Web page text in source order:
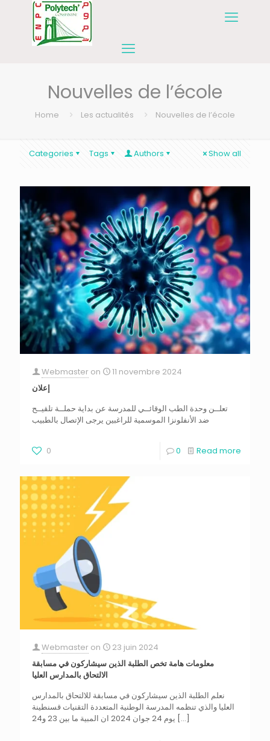
Nouvelles de l’école
Home Les actualités Nouvelles de l’école
Categories Tags Authors Show all
Webmaster on
11 novembre 2024
إعلان
تعلــن وحدة الطب الوقائــي للمدرسة عن بداية حملــة تلقيــح
ضد الأنفلونزا الموسمية للراغبين يرجى الإتصال بالطبيب
0 0 Read more
Webmaster on
23 juin 2024
معلومات هامة تخص الطلبة الذين سيشاركون في مسابقة
الالتحاق بالمدارس العليا
نعلم الطلبة الذين سيشاركون في مسابقة للالتحاق بالمدارس
العليا والذي تنظمه المدرسة الوطنية المتعددة التقنيات قسنطينة
يوم 24 جوان 2024 ان المبية ما بين 23 و24 […]